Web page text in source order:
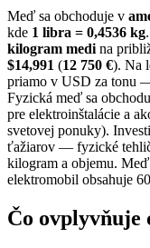
Meď sa obchoduje v
kde 1 libra = 0,4536 kg
kilogram medina
$14,991 (12 750 €). Na
priamo v USD za tonu
Fyzická meď sa
pre elektroinštalácie a
svetovej ponuky).
ťažiarov — fyzické
kilogram a objemu.
elektromobil obsahuje
Čo ovplyvňuje